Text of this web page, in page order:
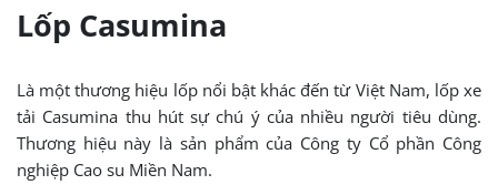
Lốp Casumina
Là một thương hiệu lốp nổi bật khác đến từ Việt Nam, lốp xe
tải Casumina thu hút sự chú ý của nhiều người tiêu dùng.
Thương hiệu này là sản phẩm của Công ty Cổ phần Công
nghiệp Cao su Miền Nam.